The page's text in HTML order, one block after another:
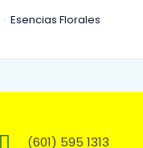
Esencias Florales
(601) 595 1313